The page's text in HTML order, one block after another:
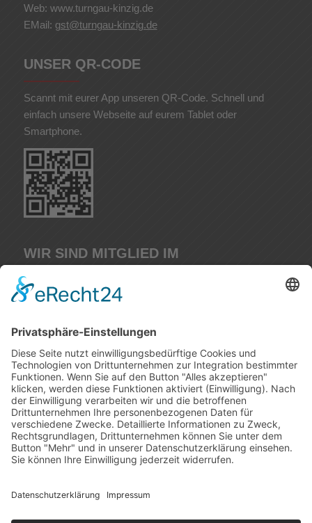
Web: www.turngau-kinzig.de
EMail: gst@turngau-kinzig.de
UNSER QR-CODE
Scannt mit eurer App unseren QR-Code. Schnell und
einfach unsere Webseite auf eurem Tablet oder
Smartphone.
WIR SIND MITGLIED IM
IMPRESSUM